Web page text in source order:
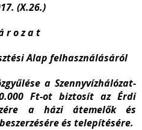
(X.26.)
r o z a t
Alap felhasználásáról
a Szennyvízhálózat-
Ft-ot biztosít az Érdi
a házi átemelők és
és telepítésére.